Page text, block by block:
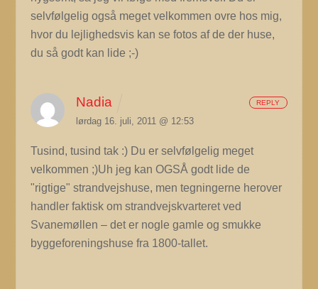
selvfølgelig også meget velkommen ovre hos mig,
hvor du lejlighedsvis kan se fotos af de der huse,
du så godt kan lide ;-)
Nadia
lørdag 16. juli, 2011 @ 12:53
Tusind, tusind tak :) Du er selvfølgelig meget
velkommen ;)Uh jeg kan OGSÅ godt lide de
"rigtige" strandvejshuse, men tegningerne herover
handler faktisk om strandvejskvarteret ved
Svanemøllen – det er nogle gamle og smukke
byggeforeningshuse fra 1800-tallet.
REPLY